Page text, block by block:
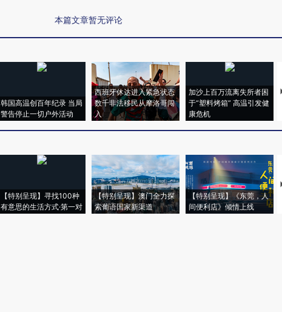
本篇文章暂无评论
韩国高温创百年纪录 当局
警告停止一切户外活动
西班牙休达进入紧急状态
数千非法移民从摩洛哥闯
入
加沙上百万流离失所者困
于“塑料烤箱” 高温引发健
康危机
【特别呈现】寻找100种
有意思的生活方式·第一对
【特别呈现】澳门全力探
索葡语国家新渠道
【特别呈现】《东莞，人
间便利店》倾情上线